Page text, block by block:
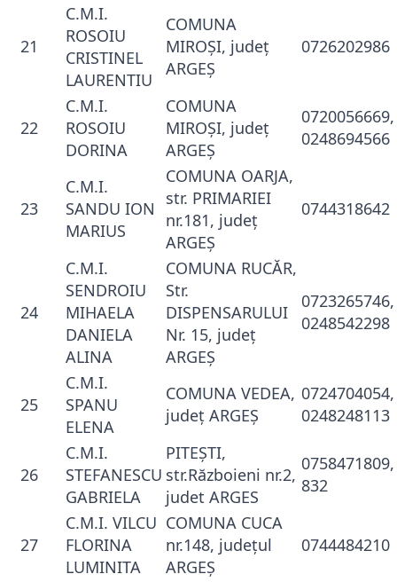
21
C.M.I.
ROSOIU
CRISTINEL
LAURENTIU
COMUNA
MIROŞI, judeţ
ARGEŞ
0726202986
22
C.M.I.
ROSOIU
DORINA
COMUNA
MIROŞI, judeţ
ARGEŞ
0720056669,
0248694566
23
C.M.I.
SANDU ION
MARIUS
COMUNA OARJA,
str. PRIMARIEI
nr.181, judeţ
ARGEŞ
0744318642
24
C.M.I.
SENDROIU
MIHAELA
DANIELA
ALINA
COMUNA RUCĂR,
Str.
DISPENSARULUI
Nr. 15, judeţ
ARGEŞ
0723265746,
0248542298
25
C.M.I.
SPANU
ELENA
COMUNA VEDEA,
judeţ ARGEŞ
0724704054,
0248248113
26
C.M.I.
STEFANESCU
GABRIELA
PITEŞTI,
str.Războieni nr.2,
judet ARGES
832
27
C.M.I. VILCU
FLORINA
LUMINITA
COMUNA CUCA
nr.148, judeţul
ARGEŞ
0744484210